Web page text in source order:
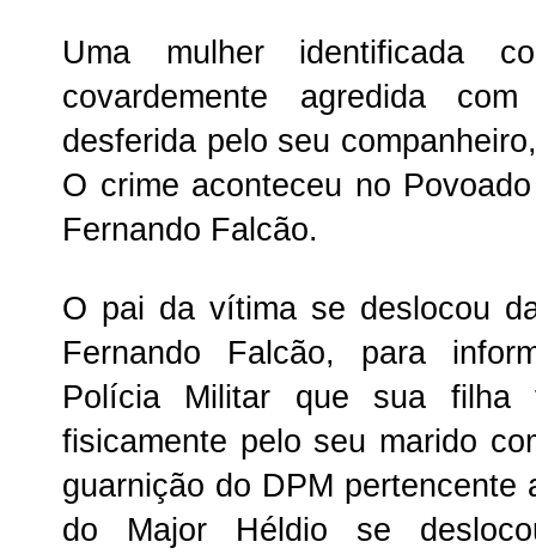
Uma mulher
covardemente agredida
desferida pelo seu
O crime aconteceu no
Fernando Falcão.
O pai da vítima se deslocou
Fernando Falcão, para
Polícia Militar que sua filha
fisicamente pelo seu marido
guarnição do DPM pertencente
do Major Héldio se